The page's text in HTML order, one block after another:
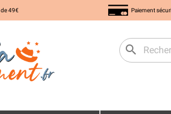
de 49€ Paiement
search